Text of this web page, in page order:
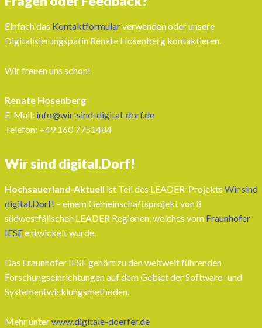
Einfach das Kontaktformularverwenden oder unsere
Digitalisierungspatin Renate Hosenberg kontaktieren.
Wir freuen uns schon!
Renate Hosenberg
E-Mail: info@wir-sind-digital-dorf.de
Telefon: ‭+49 160 7751484‬
Wir sind digital.Dorf!
Hochsauerland-Aktuell ist Teil des LEADER-Projekts Wir sind
digital.Dorf! – einem Gemeinschaftsprojekt von 8
südwestfälischen LEADER Regionen, welches vom Fraunhofer
IESEentwickelt wurde.
Das Fraunhofer IESE gehört zu den weltweit führenden
Forschungseinrichtungen auf dem Gebiet der Software- und
Systementwicklungsmethoden.
Mehr unterwww.digitale-doerfer.de